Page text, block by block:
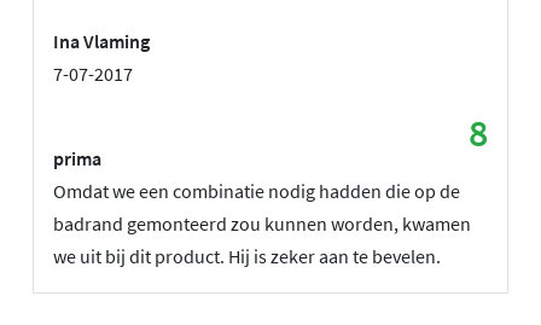
Ina Vlaming
7-07-2017
8
prima
Omdat we een combinatie nodig hadden die op de
badrand gemonteerd zou kunnen worden, kwamen
we uit bij dit product. Hij is zeker aan te bevelen.